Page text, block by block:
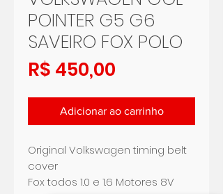
POINTER G5 G6
SAVEIRO FOX POLO
R$ 450,00
Adicionar ao carrinho
Original Volkswagen timing belt
cover
Fox todos 1.0 e 1.6 Motores 8V